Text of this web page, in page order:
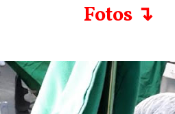
Fotos ↴